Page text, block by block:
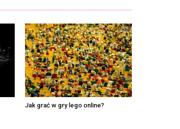
Jak grać w gry lego online?